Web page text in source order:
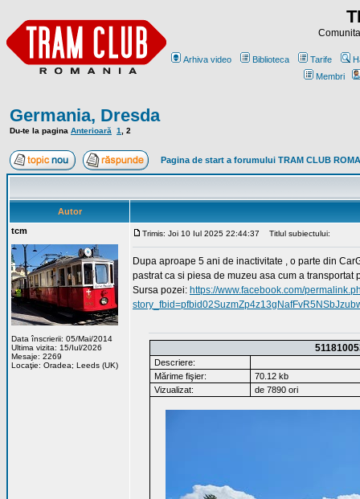
Arhiva video Biblioteca Tarife
Membri
Germania, Dresda
Du-te la pagina Anterioară 1 2
Pagina de start a forumului TRAM CLUB
Autor
tcm
Data înscrierii: 05/Mai/2014
Ultima vizita: 15/Iul/2026
Mesaje: 2269
Locaţie: Oradea; Leeds (UK)
Trimis: Joi 10 Iul 2025 22:44:37 Titlul subiectului:
Dupa aproape 5 ani de inactivitate , o parte din
pastrat ca si piesa de muzeu asa cum a transportat
Sursa pozei: https://www.facebook.com/
Descriere:
Mărime fişier:
70.12 kb
Vizualizat:
de 7890 ori